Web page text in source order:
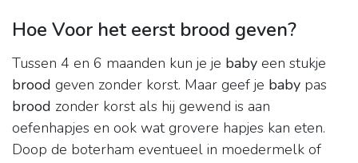
Hoe Voor het eerst brood geven?
Tussen 4 en 6 maanden kun je je baby een stukje
brood geven zonder korst. Maar geef je baby pas
brood zonder korst als hij gewend is aan
oefenhapjes en ook wat grovere hapjes kan eten.
Doop de boterham eventueel in moedermelk of